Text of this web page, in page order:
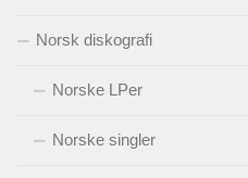
Norsk diskografi
Norske LPer
Norske singler